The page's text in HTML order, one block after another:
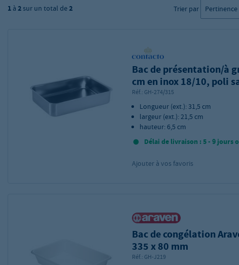
1 à 2 sur un total de2 Trier par
Bac de présentation/à
cm en inox 18/10, poli
Réf.: GH-274/315
Longueur (ext.): 31,5 cm
largeur (ext.): 21,5 cm
hauteur: 6,5 cm
Délai de livraison : 5 - 9 jours
Ajouter à vos favoris
Bac de congélation
335 x 80 mm
Réf.: GH-J219